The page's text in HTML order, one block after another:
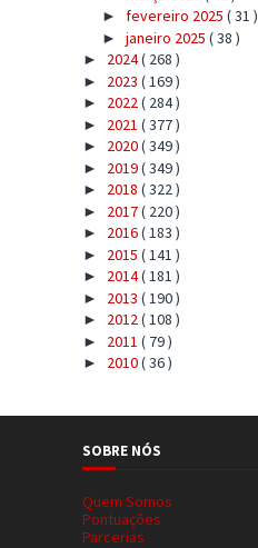
► fevereiro 2025 ( 31 )
► janeiro 2025 ( 38 )
► 2024( 268 )
► 2023 ( 169 )
► 2022( 284 )
► 2021 ( 377 )
► 2020( 349 )
► 2019( 349 )
► 2018 ( 322 )
► 2017( 220 )
► 2016( 183 )
► 2015 ( 141 )
► 2014( 181 )
► 2013 ( 190 )
► 2012( 108 )
► 2011 ( 79 )
► 2010( 36 )
SOBRE NÓS
Quem Somos
Pontuações
Parcerias